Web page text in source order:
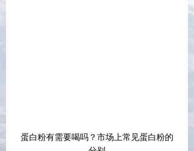
蛋白粉有需要喝吗？市场上常见蛋白粉的